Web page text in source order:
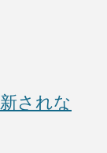
されな